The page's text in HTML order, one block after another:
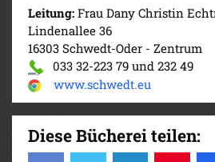
Leitung: Frau Dany Christin
Lindenallee 36
16303 Schwedt-Oder - Zentrum
033 32-223 79 und 232 49
www.schwedt.eu
Diese Bücherei teilen: